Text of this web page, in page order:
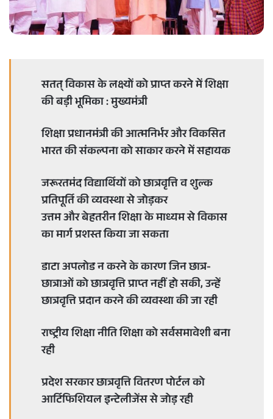
सतत् विकास के लक्ष्यों को प्राप्त करने में शिक्षा
की बड़ी भूमिका : मुख्यमंत्री
शिक्षा प्रधानमंत्री की आत्मनिर्भर और विकसित
भारत की संकल्पना को साकार करने में सहायक
जरूरतमंद विद्यार्थियों को छात्रवृत्ति व शुल्क
प्रतिपूर्ति की व्यवस्था से जोड़कर
उत्तम और बेहतरीन शिक्षा के माध्यम से विकास
का मार्ग प्रशस्त किया जा सकता
डाटा अपलोड न करने के कारण जिन छात्र-
छात्राओं को छात्रवृत्ति प्राप्त नहीं हो सकी, उन्हें
छात्रवृत्ति प्रदान करने की व्यवस्था की जा रही
राष्ट्रीय शिक्षा नीति शिक्षा को सर्वसमावेशी बना
रही
प्रदेश सरकार छात्रवृत्ति वितरण पोर्टल को
आर्टिफिशियल इन्टेलीजेंस से जोड़ रही